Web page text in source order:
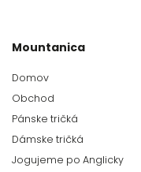
Mountanica
Domov
Obchod
Pánske tričká
Dámske tričká
Jogujeme po Anglicky